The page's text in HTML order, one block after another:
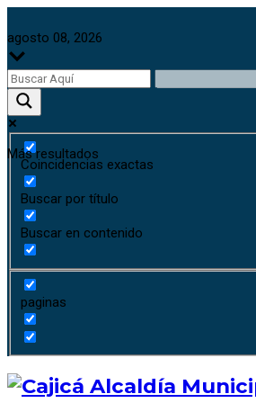
agosto 08, 2026
Más resultados
Coincidencias exactas
Buscar por título
Buscar en contenido
paginas